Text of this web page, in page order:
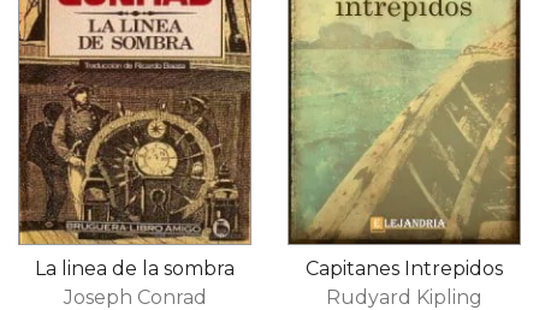
La linea de la sombra
Joseph Conrad
Capitanes Intrepidos
Rudyard Kipling